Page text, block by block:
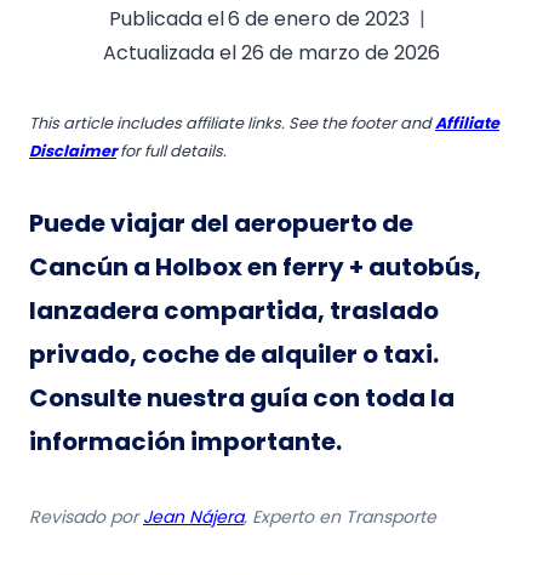
Publicada el6 de enero de 2023
Actualizada el26 de marzo de 2026
This article includes affiliate links. See the footer andAffiliate
Disclaimerfor full details.
Puede viajar del aeropuerto de
Cancún a Holbox en ferry + autobús,
lanzadera compartida, traslado
privado, coche de alquiler o taxi.
Consulte nuestra guía con toda la
información importante.
Revisado porJean Nájera, Experto en Transporte